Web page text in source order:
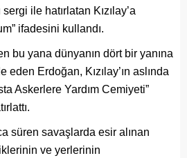
sergi ile hatırlatan Kızılay’a
ifadesini kullandı.
bu yana dünyanın dört bir yanına
Erdoğan, Kızılay’ın aslında
Askerlere Yardım Cemiyeti”
süren savaşlarda esir alınan
ve yerlerinin